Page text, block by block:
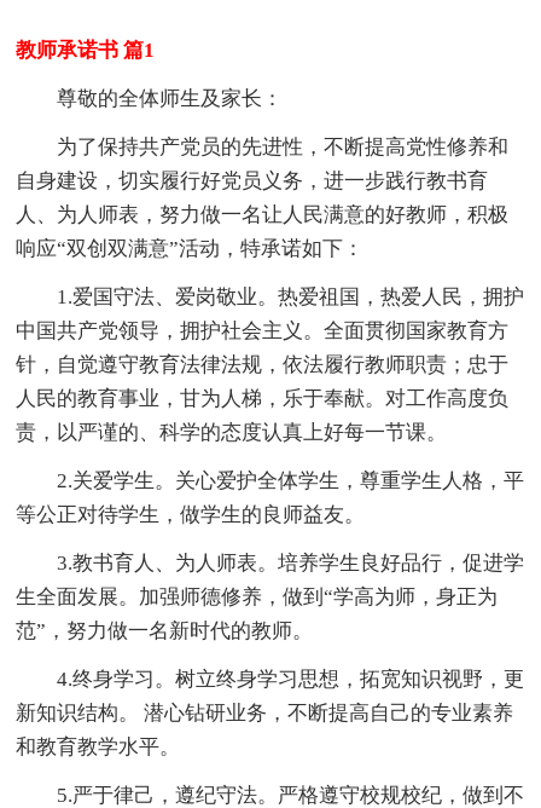
教师承诺书 篇1
尊敬的全体师生及家长：
为了保持共产党员的先进性，不断提高党性修养和
自身建设，切实履行好党员义务，进一步践行教书育
人、为人师表，努力做一名让人民满意的好教师，积极
响应“双创双满意”活动，特承诺如下：
1.爱国守法、爱岗敬业。热爱祖国，热爱人民，拥护
中国共产党领导，拥护社会主义。全面贯彻国家教育方
针，自觉遵守教育法律法规，依法履行教师职责；忠于
人民的教育事业，甘为人梯，乐于奉献。对工作高度负
责，以严谨的、科学的态度认真上好每一节课。
2.关爱学生。关心爱护全体学生，尊重学生人格，平
等公正对待学生，做学生的良师益友。
3.教书育人、为人师表。培养学生良好品行，促进学
生全面发展。加强师德修养，做到“学高为师，身正为
范”，努力做一名新时代的教师。
4.终身学习。树立终身学习思想，拓宽知识视野，更
新知识结构。 潜心钻研业务，不断提高自己的专业素养
和教育教学水平。
5.严于律己，遵纪守法。严格遵守校规校纪，做到不